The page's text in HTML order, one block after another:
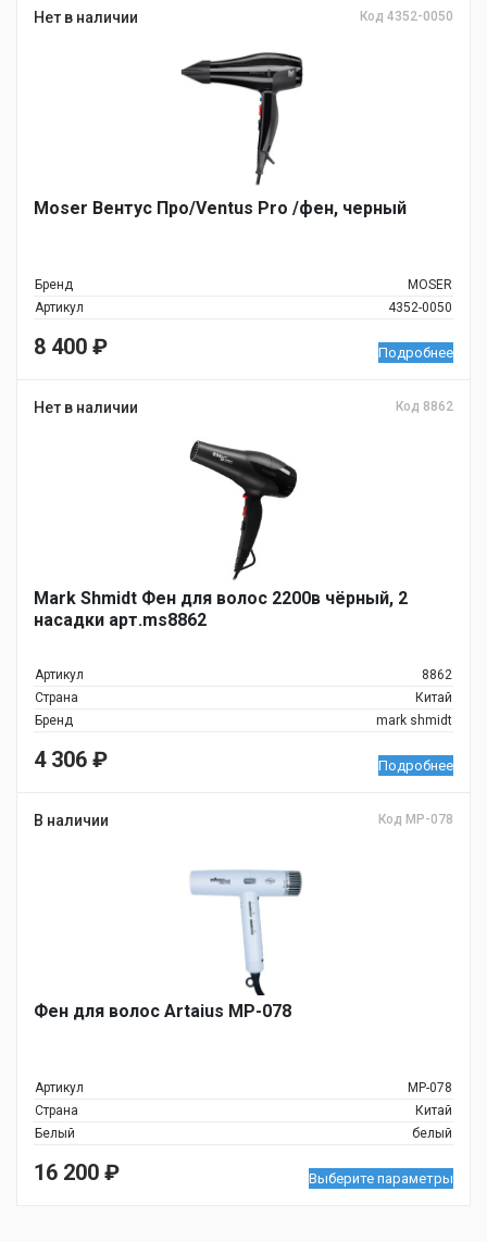
Нет в наличии Код 4352-0050
Moser Вентус Про/Ventus Pro /фен, черный
Бренд
MOSER
Артикул
4352-0050
8 400 ₽ Подробнее
Нет в наличии Код 8862
Mark Shmidt Фен для волос 2200в чёрный, 2
насадки арт.ms8862
Артикул
8862
Страна
Китай
Бренд
mark shmidt
4 306 ₽ Подробнее
В наличии Код MP-078
Фен для волос Artaius MP-078
Артикул
MP-078
Страна
Китай
Белый
белый
16 200 ₽ Выберите параметры